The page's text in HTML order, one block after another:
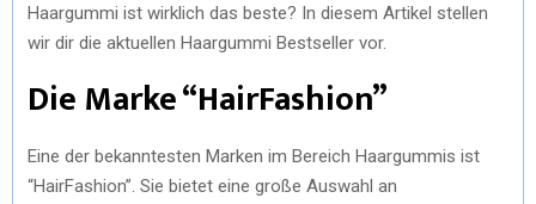
E K
Haargummi ist wirklich das beste? In diesem Artikel stellen
wir dir die aktuellen Haargummi Bestseller vor.
Die Marke “HairFashion”
Eine der bekanntesten Marken im Bereich Haargummis ist
“HairFashion”. Sie bietet eine große Auswahl an